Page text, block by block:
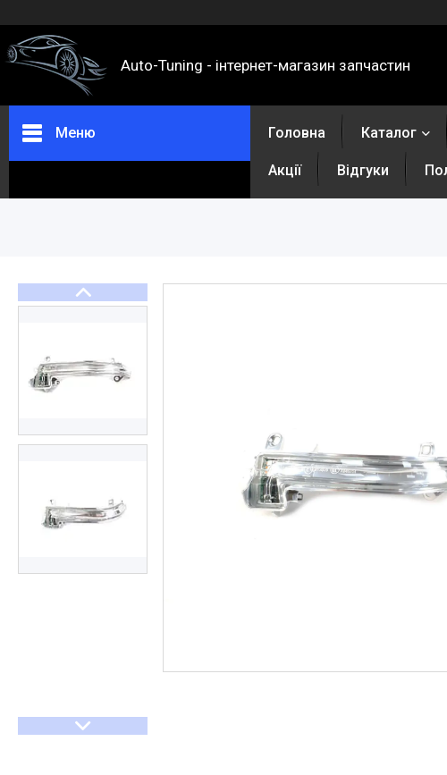
Auto-Tuning - інтернет-магазин запчастин
Меню
Повернення та обмін
Акції
Політика конфіденційності
Головна Каталог
Акції Відгуки